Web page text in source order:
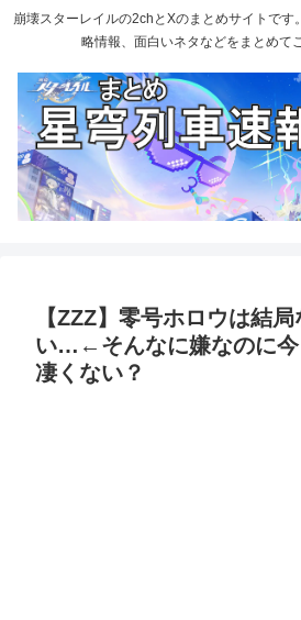
崩壊スターレイルの2chとXのまとめサイトで
略情報、面白いネタなどをまとめて
【ZZZ】零号ホロウは結
い…←そんなに嫌なのに今
凄くない？